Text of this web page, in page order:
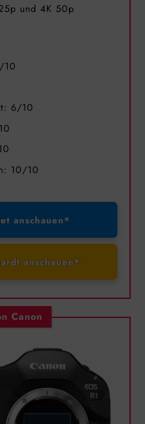
und 4K 50p
10
6/10
10/10
anschauen*
anschauen*
Canon